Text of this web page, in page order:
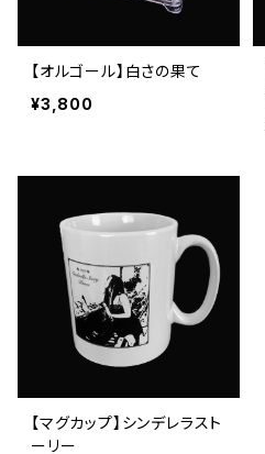
【オルゴール】白さの果て
¥3,800
【マグカップ】シンデレラスト
ーリー